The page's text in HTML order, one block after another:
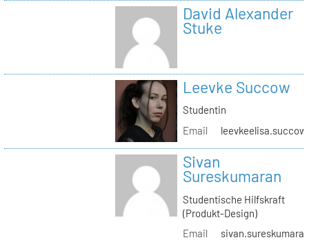
David Alexander
Stuke
Leevke Succow
Studentin
Email
Sivan
Sureskumaran
Studentische Hilfskraft
(Produkt-Design)
Email